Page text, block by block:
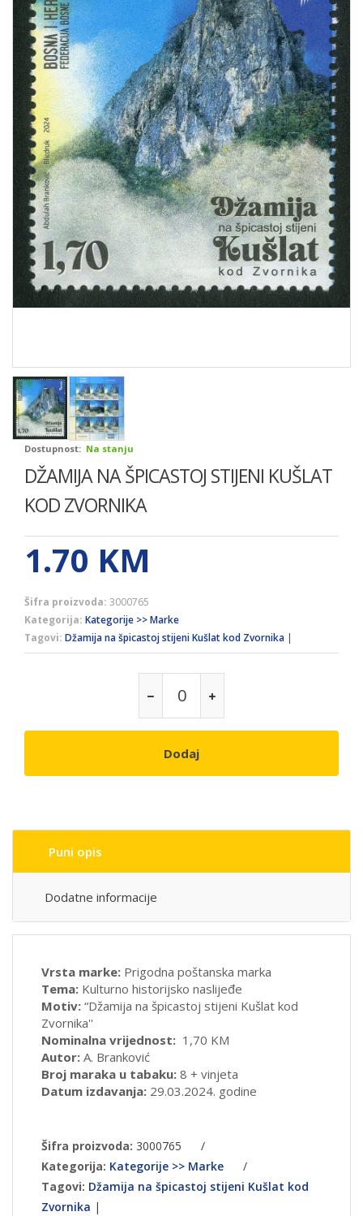
Dostupnost: Na stanju
DŽAMIJA NA ŠPICASTOJ STIJENI KUŠLAT
KOD ZVORNIKA
1.70 KM
Šifra proizvoda: 3000765
Kategorija: Kategorije >> Marke
Tagovi: Džamija na špicastoj stijeni Kušlat kod Zvornika
Dodaj
Puni opis
Dodatne informacije
Vrsta marke: Prigodna poštanska marka
Tema: Kulturno historijsko naslijeđe
Motiv: “Džamija na špicastoj stijeni Kušlat kod
Zvornika''
Nominalna vrijednost: 1,70 KM
Autor: A. Branković
Broj maraka u tabaku: 8 + vinjeta
Datum izdavanja: 29.03.2024. godine
Šifra proizvoda: 3000765
/
Kategorija: Kategorije >> Marke
/
Tagovi: Džamija na špicastoj stijeni Kušlat kod
Zvornika |